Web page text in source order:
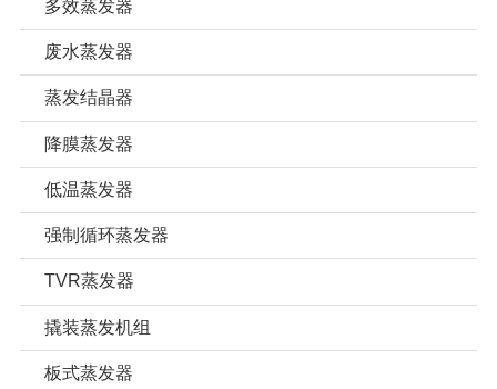
多效蒸发器
废水蒸发器
蒸发结晶器
降膜蒸发器
低温蒸发器
强制循环蒸发器
TVR蒸发器
撬装蒸发机组
板式蒸发器